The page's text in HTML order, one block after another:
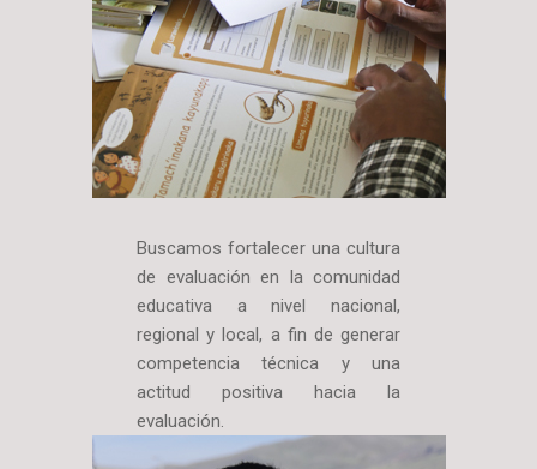
Buscamos fortalecer una cultura
de evaluación en la comunidad
educativa a nivel nacional,
regional y local, a fin de generar
competencia técnica y una
actitud positiva hacia la
evaluación.